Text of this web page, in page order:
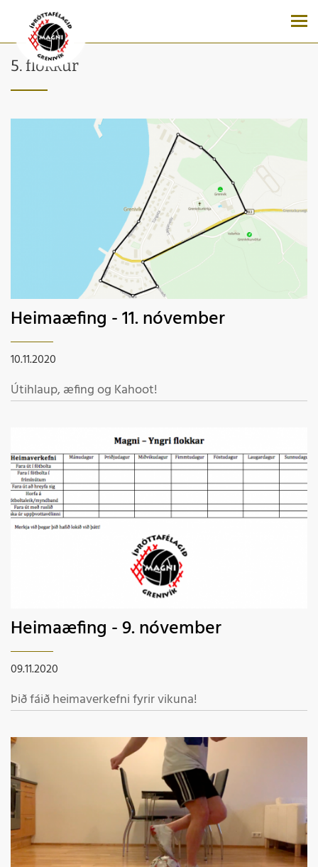
5. flokkur
Heimaæfing - 11. nóvember
10.11.2020
Útihlaup, æfing og Kahoot!
Heimaæfing - 9. nóvember
09.11.2020
Þið fáið heimaverkefni fyrir vikuna!